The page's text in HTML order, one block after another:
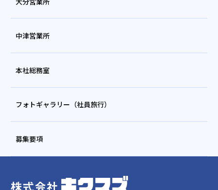
中津営業所
本社総務室
フォトギャラリー（社員旅行）
募集要項